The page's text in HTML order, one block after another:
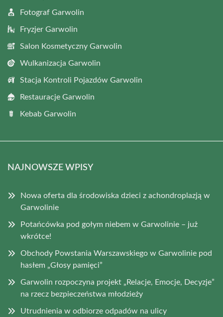
Fotograf Garwolin
Fryzjer Garwolin
Salon Kosmetyczny Garwolin
Wulkanizacja Garwolin
Stacja Kontroli Pojazdów Garwolin
Restauracje Garwolin
Kebab Garwolin
NAJNOWSZE WPISY
Nowa oferta dla środowiska dzieci z achondroplazją w
Garwolinie
Potańcówka pod gołym niebem w Garwolinie – już
wkrótce!
Obchody Powstania Warszawskiego w Garwolinie pod
hasłem „Głosy pamięci”
Garwolin rozpoczyna projekt „Relacje, Emocje, Decyzje”
na rzecz bezpieczeństwa młodzieży
Utrudnienia w odbiorze odpadów na ulicy